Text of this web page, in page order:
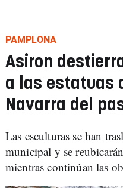
PAMPLONA
Asiron
a las estatuas
Navarra del
Las esculturas se han
municipal y se
mientras continúan las